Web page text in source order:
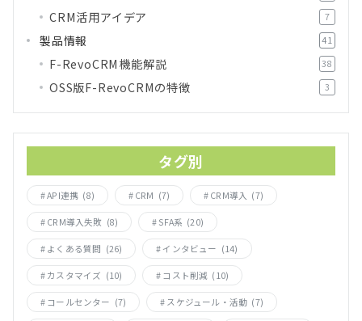
CRM活用アイデア 7
製品情報 41
F-RevoCRM機能解説 38
OSS版F-RevoCRMの特徴 3
タグ別
API連携 (8) CRM (7) CRM導入 (7)
CRM導入失敗 (8) SFA系 (20)
よくある質問 (26) インタビュー (14)
カスタマイズ (10) コスト削減 (10)
コールセンター (7) スケジュール・活動 (7)